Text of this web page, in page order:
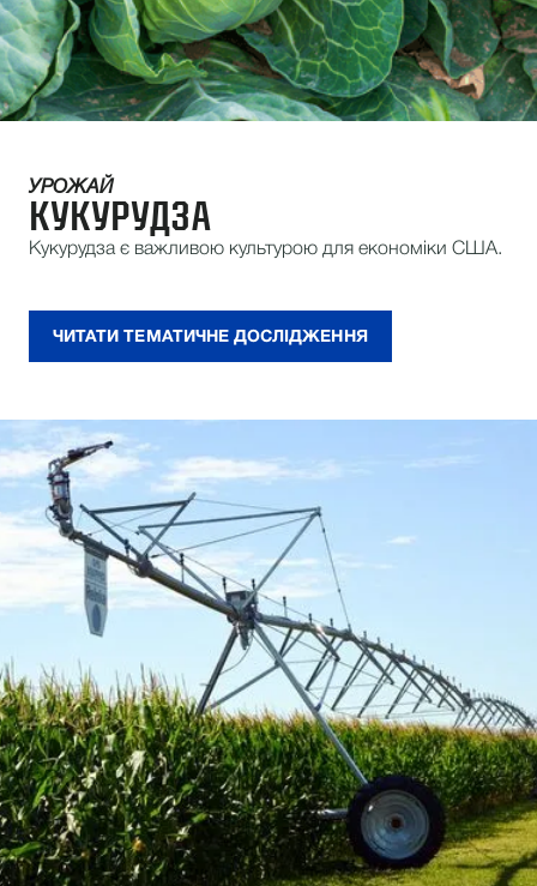
УРОЖАЙ
КУКУРУДЗА
Кукурудза є важливою культурою для економіки США.
ЧИТАТИ ТЕМАТИЧНЕ ДОСЛІДЖЕННЯ